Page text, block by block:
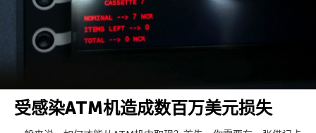
受感染ATM机造成数百万美元损失